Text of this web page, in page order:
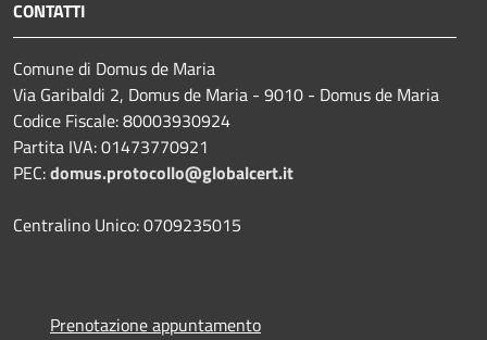
CONTATTI
Comune di Domus de Maria
Via Garibaldi 2, Domus de Maria - 9010 - Domus de Maria
Codice Fiscale: 80003930924
Partita IVA: 01473770921
PEC:domus.protocollo@globalcert.it
Centralino Unico: 0709235015
Prenotazione appuntamento